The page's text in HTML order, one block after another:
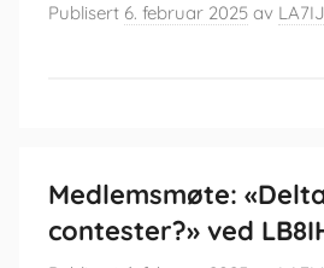
Publisert 6. februar 2025 av
Medlemsmøte:
contester?» ved